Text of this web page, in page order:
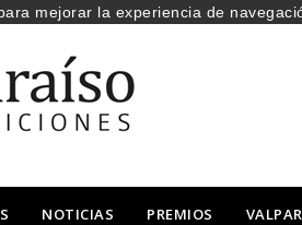
NOTICIAS PREMIOS
mejorar la experiencia de